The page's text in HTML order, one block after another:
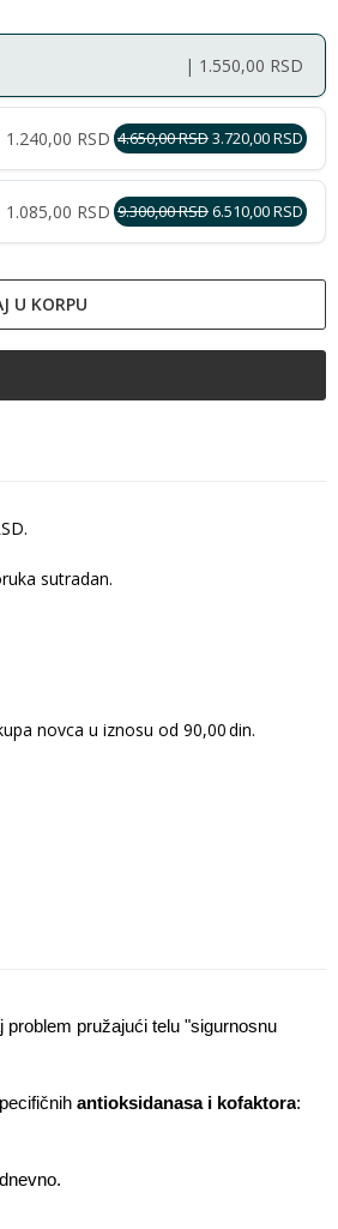
| 1.550,00 RSD
RSD 4.650,00 RSD3.720,00 RSD
RSD 9.300,00 RSD6.510,00 RSD
U KORPU
sutradan.
novca u iznosu od 90,00 din.
problem pružajući telu "sigurnosnu
antioksidanasa i kofaktora